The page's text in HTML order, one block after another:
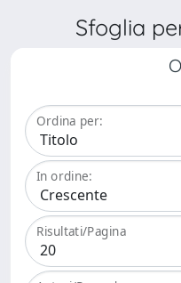
Sfoglia
Ordina per:
In ordine:
Risultati/Pagina